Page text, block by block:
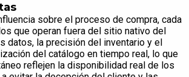
sobre el proceso de compra, cada
que operan fuera del sitio nativo del
datos, la precisión del inventario y el
del catálogo en tiempo real, lo que
reflejen la disponibilidad real de los